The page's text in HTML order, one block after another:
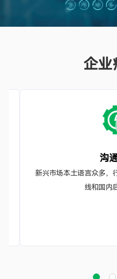
企业
沟通
新兴市场本土语言众多，行
线和国内后